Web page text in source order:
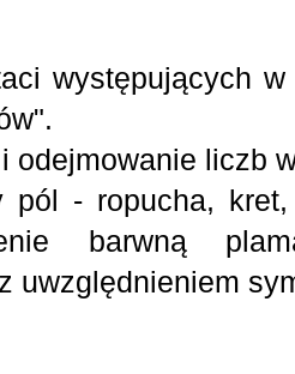
występujących
odejmowanie liczb
pól - ropucha,
barwną
uwzględnieniem